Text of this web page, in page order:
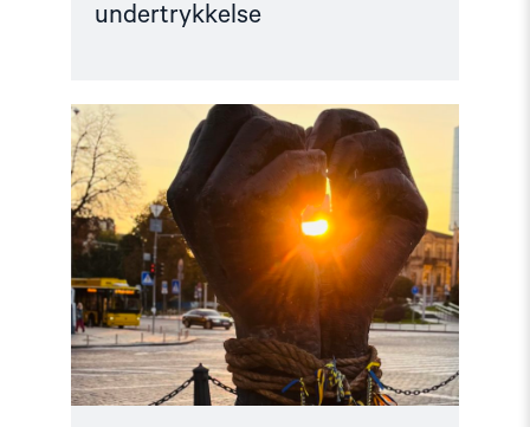
undertrykkelse
Read
article
"Ber
om
norsk
støtte
People
First-
kampanjen"